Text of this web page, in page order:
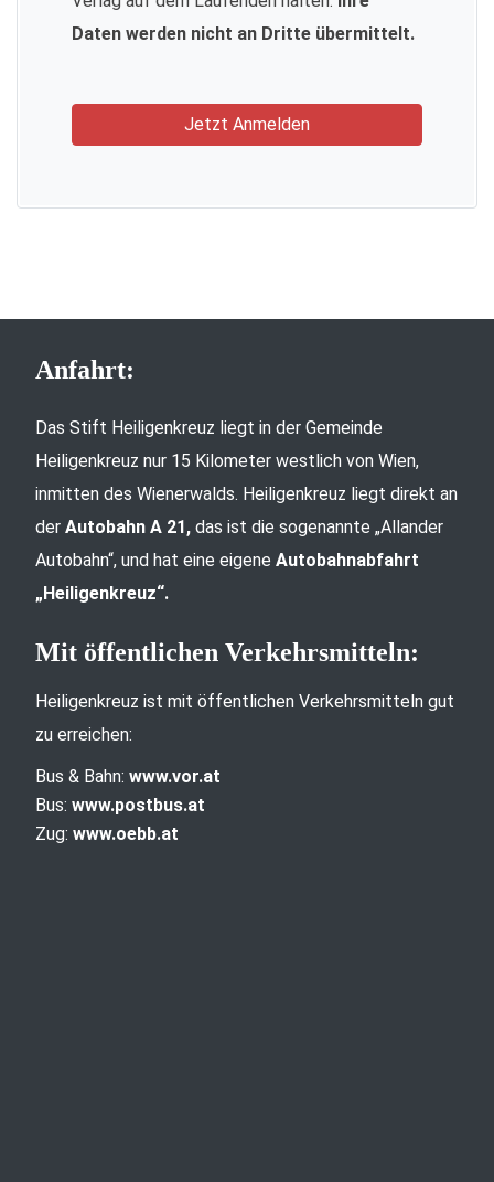
Daten werden nicht an Dritte übermittelt.
Jetzt Anmelden
Anfahrt:
Das Stift Heiligenkreuz liegt in der Gemeinde
Heiligenkreuz nur 15 Kilometer westlich von Wien,
inmitten des Wienerwalds. Heiligenkreuz liegt direkt an
der Autobahn A 21, das ist die sogenannte „Allander
Autobahn“, und hat eine eigene Autobahnabfahrt
„Heiligenkreuz“.
Mit öffentlichen Verkehrsmitteln:
Heiligenkreuz ist mit öffentlichen Verkehrsmitteln gut
zu erreichen:
Bus & Bahn: www.vor.at
Bus: www.postbus.at
Zug: www.oebb.at